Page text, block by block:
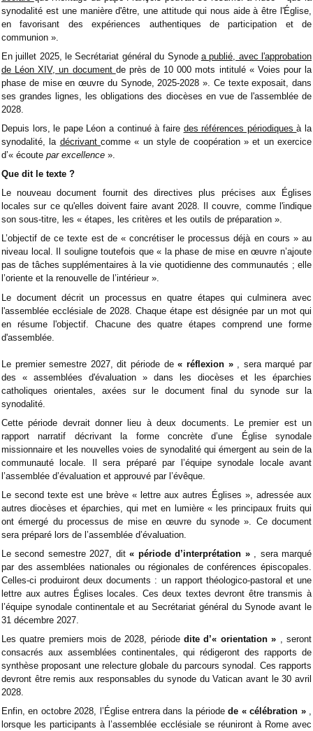
synodalité est une manière d'être, une attitude qui nous aide à être l'Église,
en favorisant des expériences authentiques de participation et de
communion ».
En juillet 2025, le Secrétariat général du Synode a publié, avec l'approbation
de Léon XIV, un document de près de 10 000 mots intitulé « Voies pour la
phase de mise en œuvre du Synode, 2025-2028 ». Ce texte exposait, dans
ses grandes lignes, les obligations des diocèses en vue de l'assemblée de
2028.
Depuis lors, le pape Léon a continué à faire des références périodiquesà la
synodalité, la décrivantcomme « un style de coopération » et un exercice
d’« écoute par excellence ».
Que dit le texte ?
Le nouveau document fournit des directives plus précises aux Églises
locales sur ce qu'elles doivent faire avant 2028. Il couvre, comme l'indique
son sous-titre, les « étapes, les critères et les outils de préparation ».
L’objectif de ce texte est de « concrétiser le processus déjà en cours » au
niveau local. Il souligne toutefois que « la phase de mise en œuvre n’ajoute
pas de tâches supplémentaires à la vie quotidienne des communautés ; elle
l’oriente et la renouvelle de l’intérieur ».
Le document décrit un processus en quatre étapes qui culminera avec
l'assemblée ecclésiale de 2028. Chaque étape est désignée par un mot qui
en résume l'objectif. Chacune des quatre étapes comprend une forme
d'assemblée.
Le premier semestre 2027, dit période de« réflexion »
, sera marqué par
des « assemblées d'évaluation » dans les diocèses et les éparchies
catholiques orientales, axées sur le document final du synode sur la
synodalité.
Cette période devrait donner lieu à deux documents. Le premier est un
rapport narratif décrivant la forme concrète d’une Église synodale
missionnaire et les nouvelles voies de synodalité qui émergent au sein de la
communauté locale. Il sera préparé par l’équipe synodale locale avant
l’assemblée d’évaluation et approuvé par l’évêque.
Le second texte est une brève « lettre aux autres Églises », adressée aux
autres diocèses et éparchies, qui met en lumière « les principaux fruits qui
ont émergé du processus de mise en œuvre du synode ». Ce document
sera préparé lors de l’assemblée d’évaluation.
Le second semestre 2027, dit« période d’interprétation »
, sera marqué
par des assemblées nationales ou régionales de conférences épiscopales.
Celles-ci produiront deux documents : un rapport théologico-pastoral et une
lettre aux autres Églises locales. Ces deux textes devront être transmis à
l’équipe synodale continentale et au Secrétariat général du Synode avant le
31 décembre 2027.
Les quatre premiers mois de 2028, période dite d’« orientation » , seront
consacrés aux assemblées continentales, qui rédigeront des rapports de
synthèse proposant une relecture globale du parcours synodal. Ces rapports
devront être remis aux responsables du synode du Vatican avant le 30 avril
2028.
Enfin, en octobre 2028, l’Église entrera dans la périodede « célébration » ,
lorsque les participants à l’assemblée ecclésiale se réuniront à Rome avec